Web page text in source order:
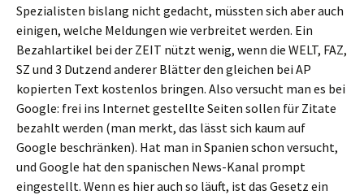
Spezialisten bislang nicht gedacht, müssten sich aber auch
einigen, welche Meldungen wie verbreitet werden. Ein
Bezahlartikel bei der ZEIT nützt wenig, wenn die WELT, FAZ,
SZ und 3 Dutzend anderer Blätter den gleichen bei AP
kopierten Text kostenlos bringen. Also versucht man es bei
Google: frei ins Internet gestellte Seiten sollen für Zitate
bezahlt werden (man merkt, das lässt sich kaum auf
Google beschränken). Hat man in Spanien schon versucht,
und Google hat den spanischen News-Kanal prompt
eingestellt. Wenn es hier auch so läuft, ist das Gesetz ein